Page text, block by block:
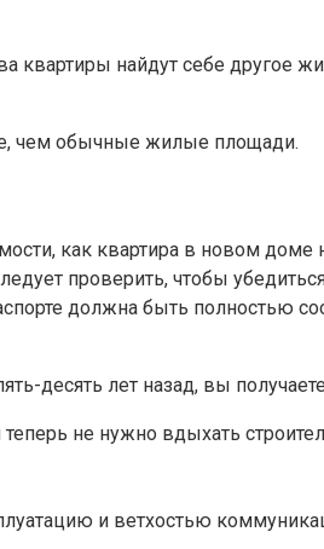
квартиры найдут себе
чем обычные жилые площади.
как квартира в новом
проверить, чтобы
должна быть полностью
десять лет назад, вы
не нужно вдыхать
и ветхостью